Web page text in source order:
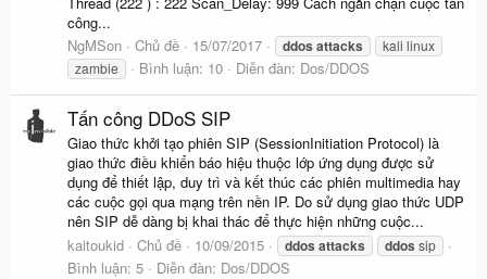
công...
NgMSon
Chủ đề 15/07/2017 ddos attacks
kali linux
zambie
Bình luận: 10 Diễn đàn: Dos/DDOS
Tấn công DDoS SIP
Giao thức khởi tạo phiên SIP (SessionInitiation Protocol) là
giao thức điều khiển báo hiệu thuộc lớp ứng dụng được sử
dụng để thiết lập, duy trì và kết thúc các phiên multimedia hay
các cuộc gọi qua mạng trên nền IP. Do sử dụng giao thức UDP
nên SIP dễ dàng bị khai thác để thực hiện những cuộc...
kaitoukid
Chủ đề 10/09/2015 ddos attacks ddos sip
Bình luận: 5 Diễn đàn: Dos/DDOS